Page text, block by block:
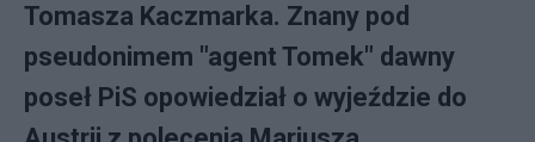
Tomasza Kaczmarka. Znany pod
pseudonimem "agent Tomek" dawny
poseł PiS opowiedział o wyjeździe do